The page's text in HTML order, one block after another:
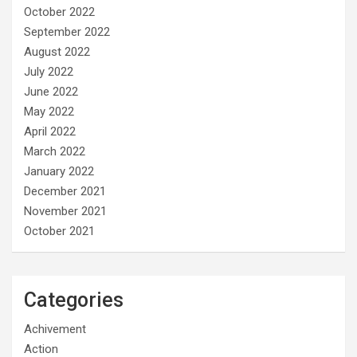
October 2022
September 2022
August 2022
July 2022
June 2022
May 2022
April 2022
March 2022
January 2022
December 2021
November 2021
October 2021
Categories
Achivement
Action